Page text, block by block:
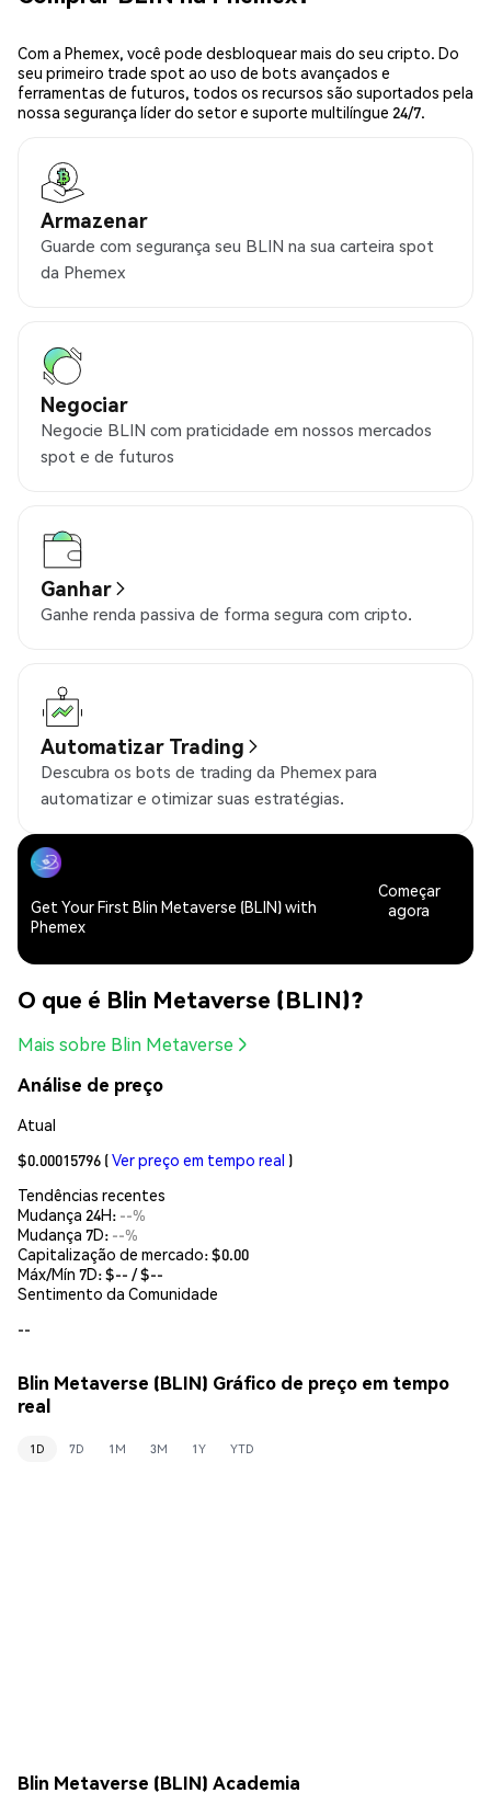
Com a Phemex, você pode desbloquear mais do seu cripto. Do
seu primeiro trade spot ao uso de bots avançados e
ferramentas de futuros, todos os recursos são suportados pela
nossa segurança líder do setor e suporte multilíngue 24/7.
Armazenar
Guarde com segurança seu BLIN na sua carteira spot
da Phemex
Negociar
Negocie BLIN com praticidade em nossos mercados
spot e de futuros
Ganhar
Ganhe renda passiva de forma segura com cripto.
Automatizar Trading
Descubra os bots de trading da Phemex para
automatizar e otimizar suas estratégias.
Get Your First Blin Metaverse (BLIN) with
Phemex
Começar
agora
O que é Blin Metaverse (BLIN)?
Mais sobre Blin Metaverse
Análise de preço
Atual
$0.00015796 (Ver preço em tempo real )
Tendências recentes
Mudança 24H: --%
Mudança 7D: --%
Capitalização de mercado:$0.00
Máx/Mín 7D: $-- / $--
Sentimento da Comunidade
--
Blin Metaverse (BLIN) Gráfico de preço em tempo
real
1D 7D 1M 3M 1Y YTD
Blin Metaverse (BLIN) Academia